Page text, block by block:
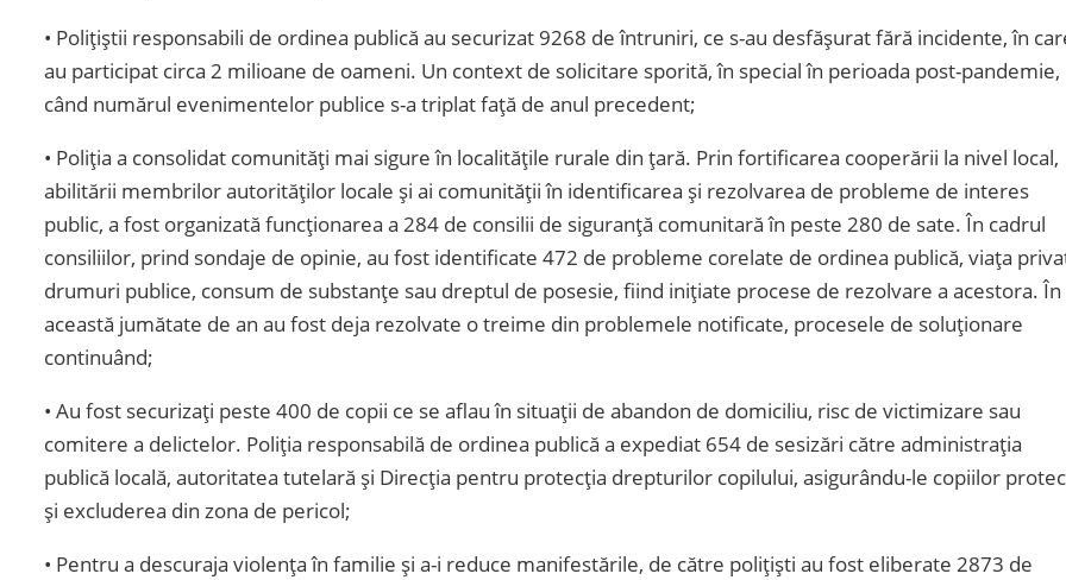
• Polițiștii responsabili de ordinea publică au securizat 9268 de întruniri, ce s-au desfășurat fără incidente, în
au participat circa 2 milioane de oameni. Un context de solicitare sporită, în special în perioada post-pandemie,
când numărul evenimentelor publice s-a triplat față de anul precedent;
• Poliția a consolidat comunități mai sigure în localitățile rurale din țară. Prin fortificarea cooperării la nivel local,
abilitării membrilor autorităților locale și ai comunității în identificarea și rezolvarea de probleme de interes
public, a fost organizată funcționarea a 284 de consilii de siguranță comunitară în peste 280 de sate. În cadrul
consiliilor, prind sondaje de opinie, au fost identificate 472 de probleme corelate de ordinea publică, viața
drumuri publice, consum de substanțe sau dreptul de posesie, fiind inițiate procese de rezolvare a acestora. În
această jumătate de an au fost deja rezolvate o treime din problemele notificate, procesele de soluționare
continuând;
• Au fost securizați peste 400 de copii ce se aflau în situații de abandon de domiciliu, risc de victimizare sau
comitere a delictelor. Poliția responsabilă de ordinea publică a expediat 654 de sesizări către administrația
publică locală, autoritatea tutelară și Direcția pentru protecția drepturilor copilului, asigurându-le copiilor
și excluderea din zona de pericol;
• Pentru a descuraja violența în familie și a-i reduce manifestările, de către polițiști au fost eliberate 2873 de